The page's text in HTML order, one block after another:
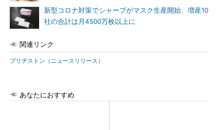
新型コロナ対策でシャープがマスク生産開始、増産10
社の合計は月4500万枚以上に
関連リンク
ブリヂストン（ニュースリリース）
あなたにおすすめ